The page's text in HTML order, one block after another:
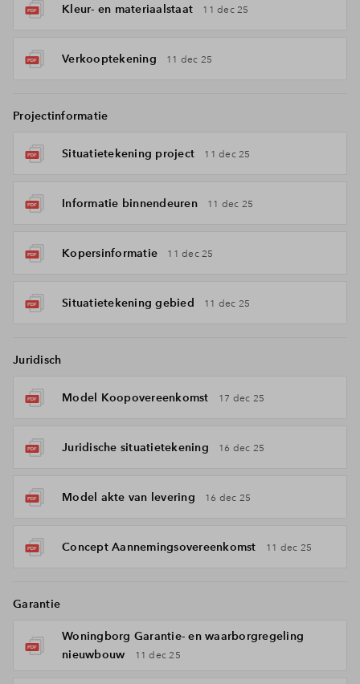
Kleur- en materiaalstaat 11 dec 25
Verkooptekening 11 dec 25
Projectinformatie
Situatietekening project 11 dec 25
Informatie binnendeuren 11 dec 25
Kopersinformatie 11 dec 25
Situatietekening gebied 11 dec 25
Juridisch
Model Koopovereenkomst 17 dec 25
Juridische situatietekening 16 dec 25
Model akte van levering 16 dec 25
Concept Aannemingsovereenkomst 11 dec 25
Garantie
Woningborg Garantie- en waarborgregeling
nieuwbouw
11 dec 25